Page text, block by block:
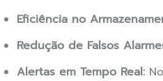
Eficiência no
Redução de Falsos
Alertas em Tempo Real: